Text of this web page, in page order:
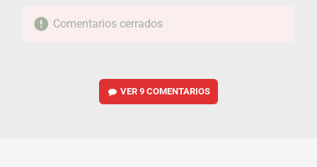
Comentarios cerrados
VER9 COMENTARIOS